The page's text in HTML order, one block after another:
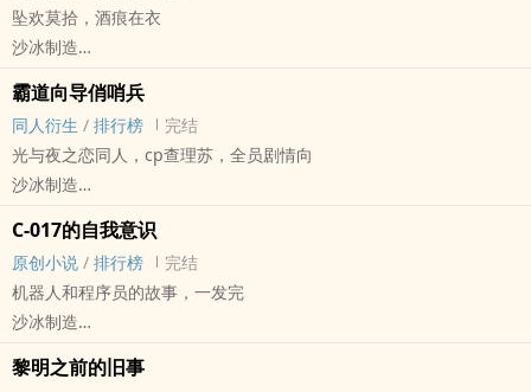
坠欢莫拾，酒痕在衣
沙冰制造
中篇
沈长庚喝醉了四次。
第一次，大学的毕业典礼，好友孤注一掷的告白。
“沈长庚，你好好考虑一下我。”
第二次，婚礼直接断片儿，第二天被新娘子捡起来飞了国外生孩子。
“他是不是没来？”
第三次，稀里糊涂的跟着多年不见的好友进了宾馆。
“我有这幺多钱，够嫖你好几次了。”
现代，疯狗x心冷
霸道向导俏哨兵
同人衍生 / 排行榜
完结
光与夜之恋同人，cp查理苏，全员剧情向
沙冰制造
C-017的自我意识
原创小说 / 排行榜
完结
机器人和程序员的故事，一发完
沙冰制造
原创小说 - 科幻 - BL - 短篇
完结
黎明之前的旧事